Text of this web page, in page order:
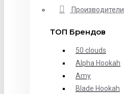
Производители
ТОП Брендов
50 clouds
Alpha Hookah
Amy
Blade Hookah